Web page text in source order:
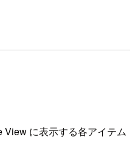
View に表示する各アイテム